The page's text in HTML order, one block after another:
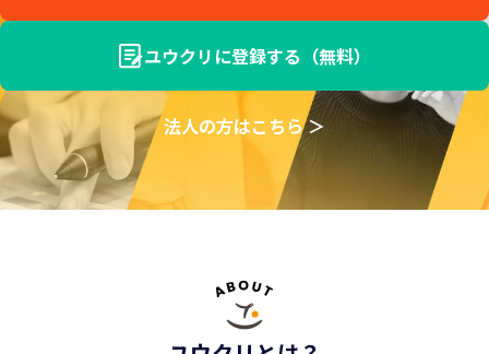
ユウクリに登録する（無料）
法人の方はこちら ＞